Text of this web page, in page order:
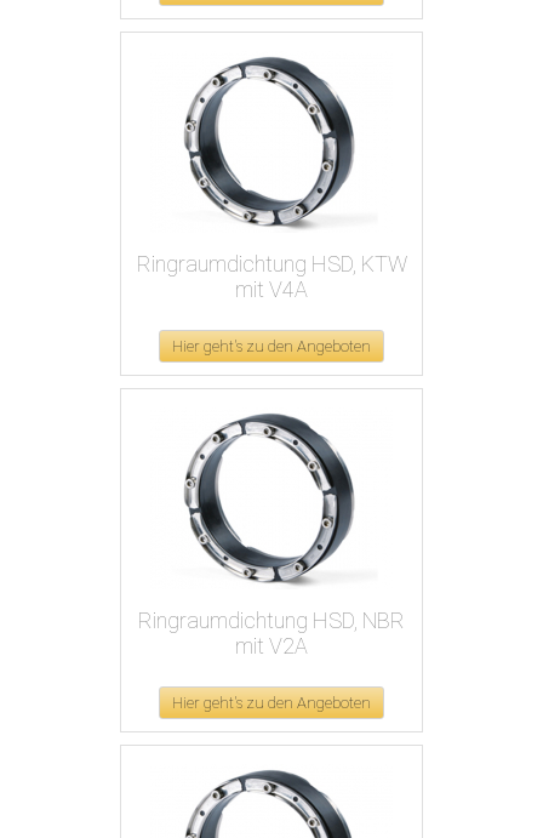
Ringraumdichtung HSD, KTW
mit V4A
Hier geht's zu den Angeboten
Ringraumdichtung HSD, NBR
mit V2A
Hier geht's zu den Angeboten